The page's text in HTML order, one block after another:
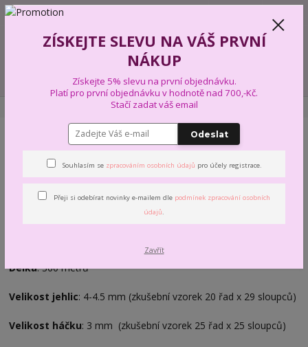
+420 739 574 103
0,00 Kč
KAMGARN PAPATYA BATIK VIBRANT
PAPATYA BATIK VIBRANT
Příze s barevnými přechody je příjemně jemná na omak.
Délka: 360 metrů
Velikost jehlic: 4-4.5 mm (zkušební vzorek 20 řad x 29 sloupců)
Velikost háčku: 3 mm (zkušební vzorek 25 řad x 25 sloupců)
ZÍSKEJTE SLEVU NA VÁŠ PRVNÍ
NÁKUP
Získejte 5% slevu na první objednávku.
Platí pro první objednávku v hodnotě nad 700,-Kč.
Stačí zadat váš email
Odeslat
Souhlasím se zpracováním osobních údajů pro účely registrace.
Přeji si odebírat novinky e-mailem dle podmínek zpracování osobních
údajů.
Zavřít